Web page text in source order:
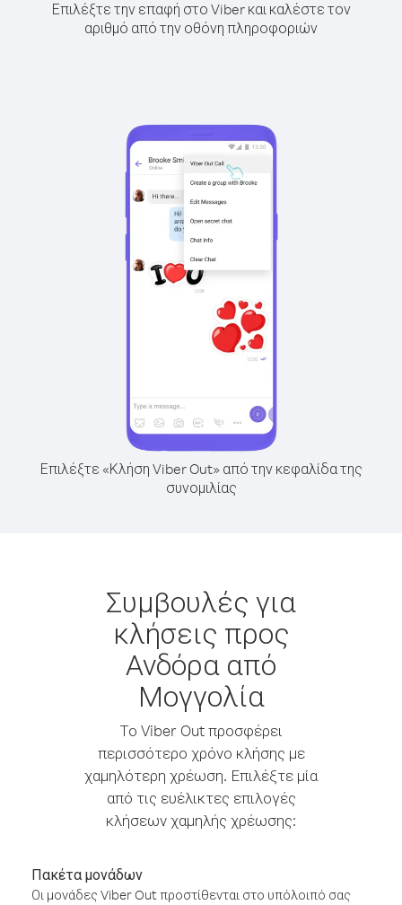
Επιλέξτε την επαφή στο Viber και καλέστε τον
αριθμό από την οθόνη πληροφοριών
Επιλέξτε «Κλήση Viber Out» από την κεφαλίδα της
συνομιλίας
Συμβουλές για
κλήσεις προς
Ανδόρα από
Μογγολία
Το Viber Out προσφέρει
περισσότερο χρόνο κλήσης με
χαμηλότερη χρέωση. Επιλέξτε μία
από τις ευέλικτες επιλογές
κλήσεων χαμηλής χρέωσης:
Πακέτα μονάδων
Οι μονάδες Viber Out προστίθενται στο υπόλοιπό σας